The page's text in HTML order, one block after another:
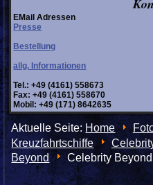
EMail Adressen
Presse
Bestellung
allg. Informationen
Tel.: +49 (4161) 558673
Fax: +49 (4161) 558670
Mobil: +49 (171) 8642635
Aktuelle Seite:Home
Kreuzfahrtschiffe
Beyond
Celebrity